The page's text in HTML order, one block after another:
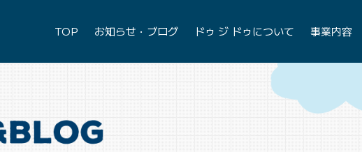
TOP お知らせ・ブログ ドゥ ジ ドゥについて 事業内容